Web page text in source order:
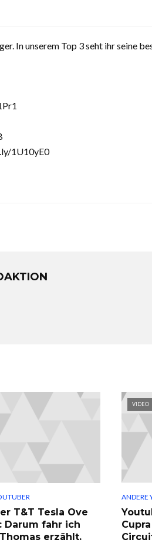
In unserem Top 3 seht ihr seine
1U10yE0
T&T Tesla Ove
Darum fahr ich
erzählt.
VIDEO
ANDERE